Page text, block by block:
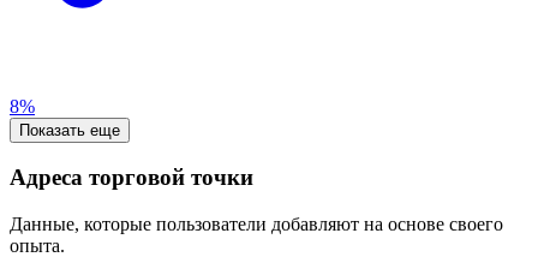
8%
Показать еще
Адреса торговой точки
Данные, которые пользователи добавляют на основе своего
опыта.